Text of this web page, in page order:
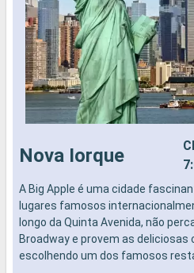
Nova Iorque
A Big Apple é uma cidade
lugares famosos
longo da Quinta Avenida, não
Broadway e provem as deliciosas
escolhendo um dos famosos